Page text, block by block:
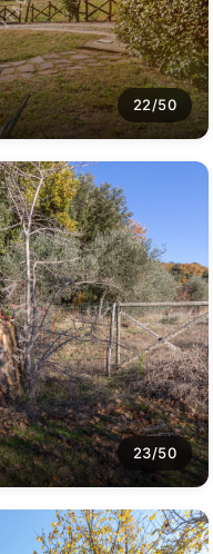
22/50
23/50